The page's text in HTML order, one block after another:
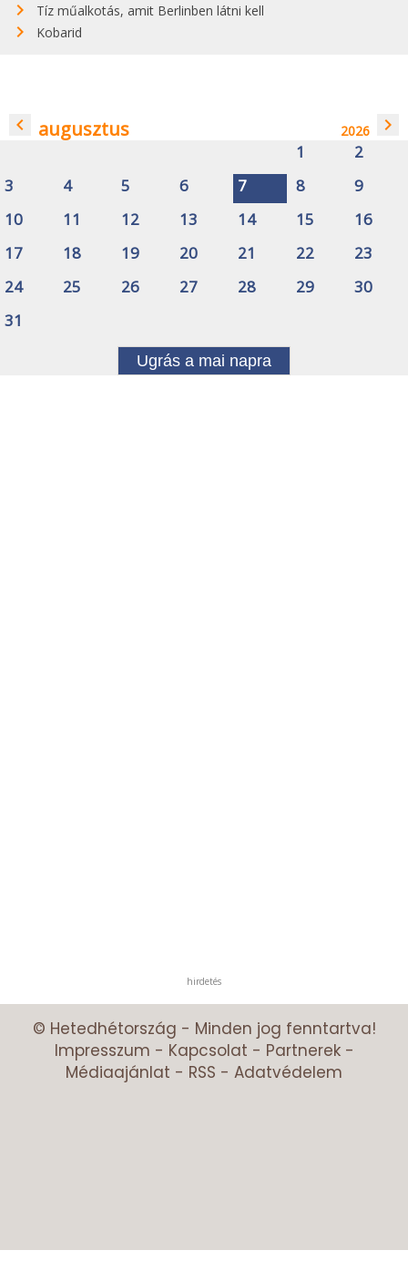
Tíz műalkotás, amit Berlinben látni kell
Kobarid
navigate_before augusztus 2026 navigate_next
1
2
3
4 5 6 7 8
9
10
11 12 13 14 15
16
17
18 19 20 21 22
23
24
25 26 27 28 29
30
31
Ugrás a mai napra
hirdetés
© Hetedhétország - Minden jog fenntartva!
Impresszum - Kapcsolat - Partnerek-
Médiaajánlat - RSS - Adatvédelem